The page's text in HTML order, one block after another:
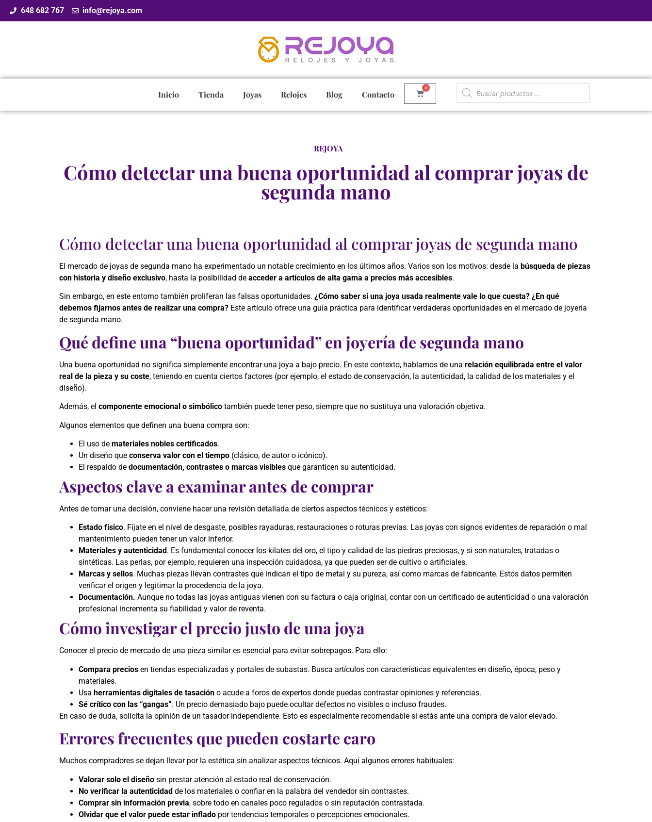
648 682 767 info@rejoya.com
Inicio Tienda Joyas Relojes Blog Contacto
0
REJOYA
Cómo detectar una buena oportunidad al comprar joyas de
segunda mano
Cómo detectar una buena oportunidad al comprar joyas de segunda mano
El mercado de joyas de segunda mano ha experimentado un notable crecimiento en los últimos años. Varios son los motivos: desde la búsqueda de piezas
con historia y diseño exclusivo, hasta la posibilidad de acceder a artículos de alta gama a precios más accesibles.
Sin embargo, en este entorno también proliferan las falsas oportunidades. ¿Cómo saber si una joya usada realmente vale lo que cuesta? ¿En qué
debemos fijarnos antes de realizar una compra? Este artículo ofrece una guía práctica para identificar verdaderas oportunidades en el mercado de joyería
de segunda mano.
Qué define una “buena oportunidad” en joyería de segunda mano
Una buena oportunidad no significa simplemente encontrar una joya a bajo precio. En este contexto, hablamos de una relación equilibrada entre el valor
real de la pieza y su coste, teniendo en cuenta ciertos factores (por ejemplo, el estado de conservación, la autenticidad, la calidad de los materiales y el
diseño).
Además, el componente emocional o simbólico también puede tener peso, siempre que no sustituya una valoración objetiva.
Algunos elementos que definen una buena compra son:
El uso de materiales nobles certificados.
Un diseño que conserva valor con el tiempo (clásico, de autor o icónico).
El respaldo de documentación, contrastes o marcas visibles que garanticen su autenticidad.
Aspectos clave a examinar antes de comprar
Antes de tomar una decisión, conviene hacer una revisión detallada de ciertos aspectos técnicos y estéticos:
Estado físico. Fíjate en el nivel de desgaste, posibles rayaduras, restauraciones o roturas previas. Las joyas con signos evidentes de reparación o mal
mantenimiento pueden tener un valor inferior.
Materiales y autenticidad . Es fundamental conocer los kilates del oro, el tipo y calidad de las piedras preciosas, y si son naturales, tratadas o
sintéticas. Las perlas, por ejemplo, requieren una inspección cuidadosa, ya que pueden ser de cultivo o artificiales.
Marcas y sellos. Muchas piezas llevan contrastes que indican el tipo de metal y su pureza, así como marcas de fabricante. Estos datos permiten
verificar el origen y legitimar la procedencia de la joya.
Documentación. Aunque no todas las joyas antiguas vienen con su factura o caja original, contar con un certificado de autenticidad o una valoración
profesional incrementa su fiabilidad y valor de reventa.
Cómo investigar el precio justo de una joya
Conocer el precio de mercado de una pieza similar es esencial para evitar sobrepagos. Para ello:
Compara precios en tiendas especializadas y portales de subastas. Busca artículos con características equivalentes en diseño, época, peso y
materiales.
Usa herramientas digitales de tasación o acude a foros de expertos donde puedas contrastar opiniones y referencias.
Sé crítico con las “gangas”. Un precio demasiado bajo puede ocultar defectos no visibles o incluso fraudes.
En caso de duda, solicita la opinión de un tasador independiente. Esto es especialmente recomendable si estás ante una compra de valor elevado.
Errores frecuentes que pueden costarte caro
Muchos compradores se dejan llevar por la estética sin analizar aspectos técnicos. Aquí algunos errores habituales:
Valorar solo el diseño sin prestar atención al estado real de conservación.
No verificar la autenticidad de los materiales o confiar en la palabra del vendedor sin contrastes.
Comprar sin información previa, sobre todo en canales poco regulados o sin reputación contrastada.
Olvidar que el valor puede estar inflado por tendencias temporales o percepciones emocionales.